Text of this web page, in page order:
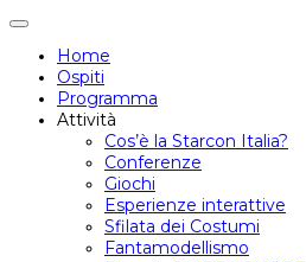
Attiva/disattiva
navigazione
Home
Ospiti
Programma
Attività
Cos’è la Starcon Italia?
Conferenze
Giochi
Esperienze interattive
Sfilata dei Costumi
Fantamodellismo